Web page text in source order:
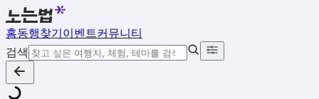
홈동행찾기이벤트커뮤니티
검색